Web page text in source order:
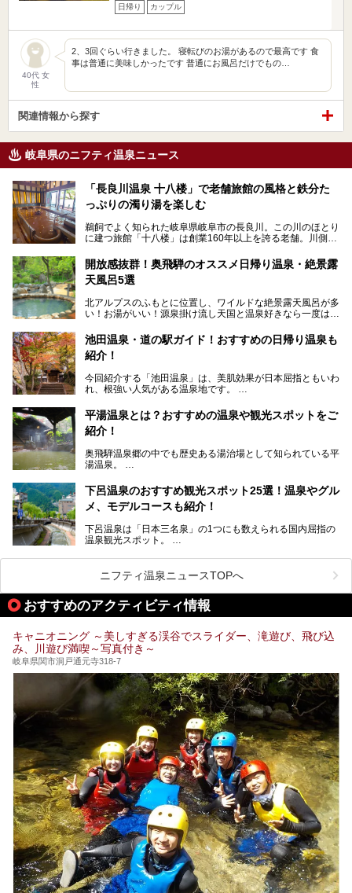
日帰り カップル
40代 女
性
2、3回ぐらい行きました。 寝転びのお湯があるので最高です 食
事は普通に美味しかったです 普通にお風呂だけでもの…
関連情報から探す
岐阜県のニフティ温泉ニュース
「長良川温泉 十八楼」で老舗旅館の風格と鉄分た
っぷりの濁り湯を楽しむ
鵜飼でよく知られた岐阜県岐阜市の長良川。この川のほとり
に建つ旅館「十八楼」は創業160年以上を誇る老舗。川側の
濁り湯で、地産地消にこだわった食事も定評があります。
そして大浴場は日帰り入浴もできるんですよ。泊まりでも日
岐阜の手仕事に触れる旅とともに楽しんでみてはいかがでし
ょう！
───
提供元：岐阜県【PR】
この記事は岐阜県のPR記事です。
開放感抜群！奥飛騨のオススメ日帰り温泉・絶景露
天風呂5選
北アルプスのふもとに位置し、ワイルドな絶景露天風呂が多
い！お湯がいい！源泉掛け流し天国と温泉好きなら一度は行
「平湯温泉」「福地温泉」「新平湯温泉」「栃尾温泉」「新
穂高温泉」と5つの温泉地を総称して奥飛騨温泉郷と呼びま
風呂を5ヶ所ご紹介したいと思います。いずれも素晴らしい
温泉ですよ！
池田温泉・道の駅ガイド！おすすめの日帰り温泉も
紹介！
今回紹介する「池田温泉」は、美肌効果が日本屈指ともいわ
れ、根強い人気がある温泉地です。
温泉旅として利用することができます。
池田温泉には道の駅があるなど、温泉、観光、買い物と、さ
そんな池田温泉の魅力を詳しく紹介していきます！
平湯温泉とは？おすすめの温泉や観光スポットをご
紹介！
奥飛騨温泉郷の中でも歴史ある湯治場として知られている平
湯温泉。
らの利用客も増え、ますます賑わいを見せています。そこで
今回は、平湯温泉の観光スポットとおすすめの温泉施設を紹
介します。気になる温泉をぜひチェックしてみてください。
下呂温泉のおすすめ観光スポット25選！温泉やグル
メ、モデルコースも紹介！
下呂温泉は「日本三名泉」の1つにも数えられる国内屈指の
温泉観光スポット。
のグルメを楽しんだり、周辺にある名所にも足を伸ばしたり
したいもの。
本記事では、下呂温泉エリアにあるおすすめの観光スポット
をご紹介するとともに散策する際のモデルコースもご提案。
下呂温泉観光をたっぷりとガイドします！
ニフティ温泉ニュースTOPへ
おすすめのアクティビティ情報
キャニオニング ～美しすぎる渓谷でスライダー、滝遊び、飛び込
み、川遊び満喫～写真付き～
岐阜県関市洞戸通元寺318-7